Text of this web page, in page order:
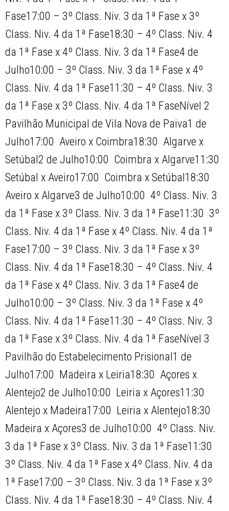
Fase17:00 – 3º Class. Niv. 3 da 1ª Fase x 3º
Class. Niv. 4 da 1ª Fase18:30 – 4º Class. Niv. 4
da 1ª Fase x 4º Class. Niv. 3 da 1ª Fase4 de
Julho10:00 – 3º Class. Niv. 3 da 1ª Fase x 4º
Class. Niv. 4 da 1ª Fase11:30 – 4º Class. Niv. 3
da 1ª Fase x 3º Class. Niv. 4 da 1ª FaseNível 2 
Pavilhão Municipal de Vila Nova de Paiva1 de
Julho17:00  Aveiro x Coimbra18:30  Algarve x
Setúbal2 de Julho10:00  Coimbra x Algarve11:30 
Setúbal x Aveiro17:00  Coimbra x Setúbal18:30 
Aveiro x Algarve3 de Julho10:00  4º Class. Niv. 3
da 1ª Fase x 3º Class. Niv. 3 da 1ª Fase11:30  3º
Class. Niv. 4 da 1ª Fase x 4º Class. Niv. 4 da 1ª
Fase17:00 – 3º Class. Niv. 3 da 1ª Fase x 3º
Class. Niv. 4 da 1ª Fase18:30 – 4º Class. Niv. 4
da 1ª Fase x 4º Class. Niv. 3 da 1ª Fase4 de
Julho10:00 – 3º Class. Niv. 3 da 1ª Fase x 4º
Class. Niv. 4 da 1ª Fase11:30 – 4º Class. Niv. 3
da 1ª Fase x 3º Class. Niv. 4 da 1ª FaseNível 3 
Pavilhão do Estabelecimento Prisional1 de
Julho17:00  Madeira x Leiria18:30  Açores x
Alentejo2 de Julho10:00  Leiria x Açores11:30 
Alentejo x Madeira17:00  Leiria x Alentejo18:30 
Madeira x Açores3 de Julho10:00  4º Class. Niv.
3 da 1ª Fase x 3º Class. Niv. 3 da 1ª Fase11:30 
3º Class. Niv. 4 da 1ª Fase x 4º Class. Niv. 4 da
1ª Fase17:00 – 3º Class. Niv. 3 da 1ª Fase x 3º
Class. Niv. 4 da 1ª Fase18:30 – 4º Class. Niv. 4